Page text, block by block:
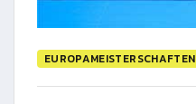
EUROPAMEISTERSCHAFTEN